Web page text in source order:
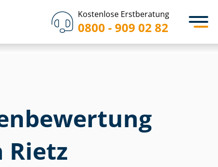
Kostenlose Erstberatung
0800 - 909 02 82
Rietz